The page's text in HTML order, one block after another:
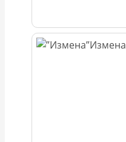
Измена